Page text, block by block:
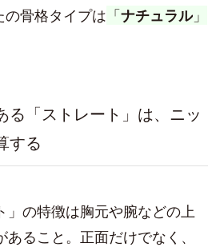
の骨格タイプは 「ナチュラル 」
る「ストレート」は、ニッ
する
」の特徴は胸元や腕などの上
ること。正面だけでなく、